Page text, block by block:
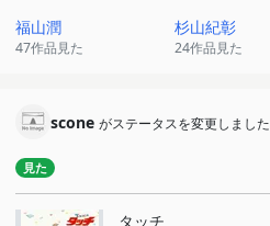
福山潤
47作品見た
杉山紀彰
24作品見た
scone がステータスを変更しました
見た
タッチ